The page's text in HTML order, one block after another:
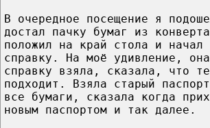
В очередное посещение я
достал пачку бумаг из
положил на край стола и начал
справку. На моё удивление,
справку взяла, сказала, что
подходит. Взяла старый
все бумаги, сказала когда
новым паспортом и так далее.